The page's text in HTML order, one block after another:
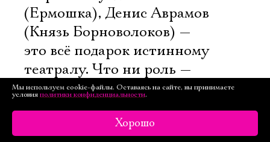
(Ермошка), Денис Аврамов
(Князь Борноволоков) —
это всё подарок истинному
театралу. Что ни роль —
сказочное зрелище.
Я любовалась каждым
и поражалась, как можно
Мы используем cookie-файлы. Оставаясь на сайте, вы принимаете
условия политики конфиденциальности.
Хорошо